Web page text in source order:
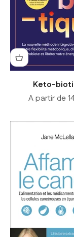
Keto-
Prix de vente
A partir de